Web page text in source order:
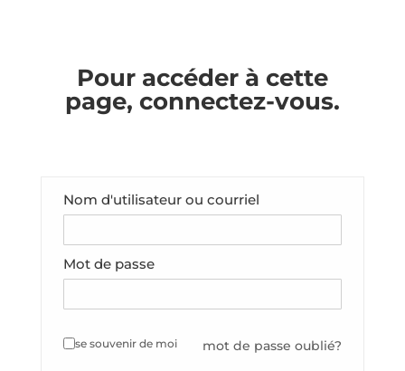
Pour accéder à cette
page, connectez-vous.
Nom d'utilisateur ou courriel
Mot de passe
se souvenir de moi mot de passe oublié?